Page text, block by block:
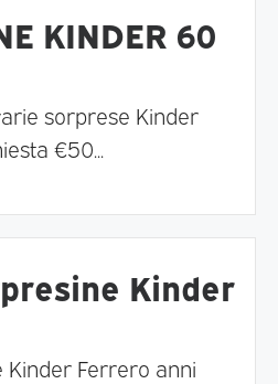
KINDER 60
sorprese Kinder
€50...
Kinder
Kinder Ferrero anni